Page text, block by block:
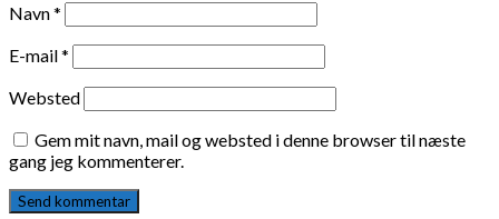
Navn*
E-mail*
Websted
Gem mit navn, mail og websted i denne browser til næste
gang jeg kommenterer.